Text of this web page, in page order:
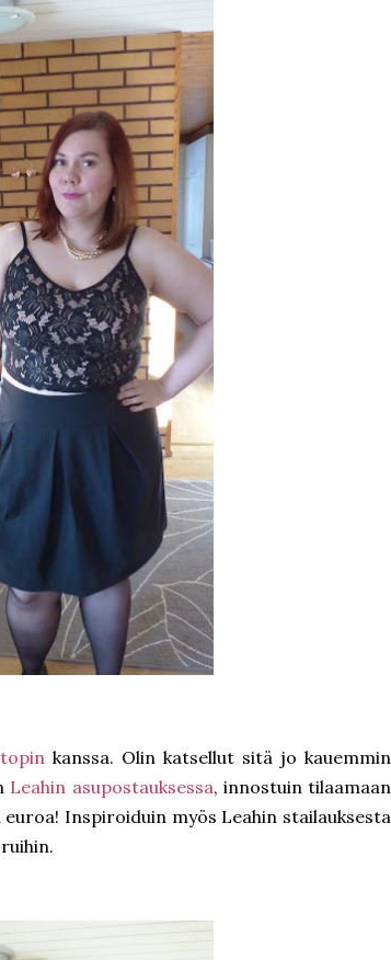
kanssa. Olin katsellut sitä jo kauemmin
Leahin asupostauksessa, innostuin tilaamaan
Inspiroiduin myös Leahin stailauksesta